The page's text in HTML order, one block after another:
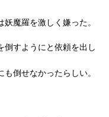
魔羅を激しく嫌った。
倒すようにと依頼を出し
倒せなかったらしい。